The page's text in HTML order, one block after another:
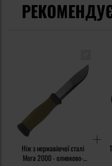
Ніж з нержавіючої сталі
Mora 2000 - оливково-